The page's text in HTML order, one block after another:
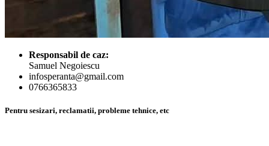
Responsabil de caz:
Samuel Negoiescu
infosperanta@gmail.com
0766365833
Pentru sesizari, reclamatii, probleme tehnice, etc